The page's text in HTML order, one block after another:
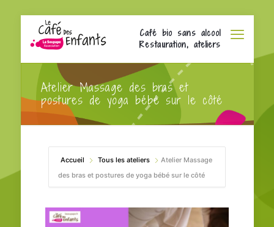
Café bio sans alcool
Restauration, ateliers
Atelier Massage des bras et
postures de yoga bébé sur le côté
Accueil Tous les ateliers
Atelier Massage
des bras et postures de yoga bébé sur le côté